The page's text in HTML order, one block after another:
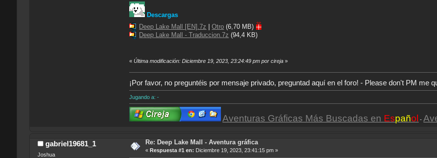
Descargas
Deep Lake Mall [EN].7z |Otro (6,70 MB)
Deep Lake Mall - Traduccion.7z (94,4 KB)
«Última modificación: Diciembre 19, 2023, 23:24:49 pm por cireja »
¡Por favor, no preguntéis por mensaje privado, preguntad aquí en el foro! - Please don't PM me
Jugando a: -
Aventuras Gráficas Más Buscadas en Español -
gabriel19681_1
Joshua
Re: Deep Lake Mall - Aventura gráfica
« Respuesta #1 en: Diciembre 19, 2023, 23:41:15 pm »